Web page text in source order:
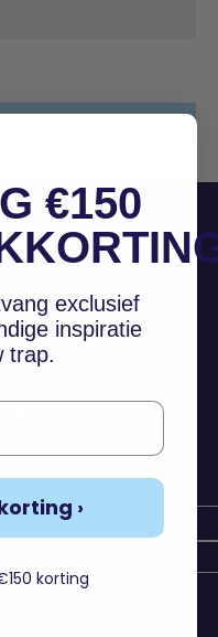
€150
exclusief
inspiratie
trap.
›
korting